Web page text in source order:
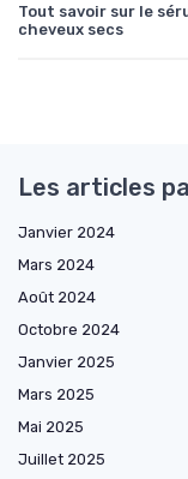
Tout savoir sur le
cheveux secs
Les articles
Janvier 2024
Mars 2024
Août 2024
Octobre 2024
Janvier 2025
Mars 2025
Mai 2025
Juillet 2025